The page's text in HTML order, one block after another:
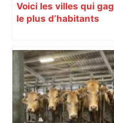
Voici les villes qui
le plus d’habitants